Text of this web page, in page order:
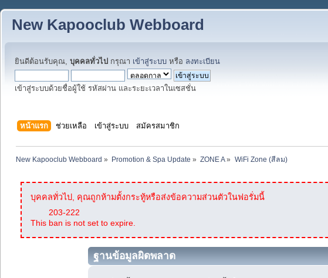
New Kapooclub Webboard
ยินดีต้อนรับคุณ, บุคคลทั่วไป กรุณา เข้าสู่ระบบ หรือ ลงทะเบียน
เข้าสู่ระบบด้วยชื่อผู้ใช้ รหัสผ่าน และระยะเวลาในเซสชั่น
หน้าแรก ช่วยเหลือ เข้าสู่ระบบ สมัครสมาชิก
New Kapooclub Webboard » Promotion & Spa Update » ZONE A» WiFi Zone (สีลม)
บุคคลทั่วไป, คุณถูกห้ามตั้งกระทู้หรือส่งข้อความส่วนตัวในฟอรั่มนี้
203-222
This ban is not set to expire.
ฐานข้อมูลผิดพลาด